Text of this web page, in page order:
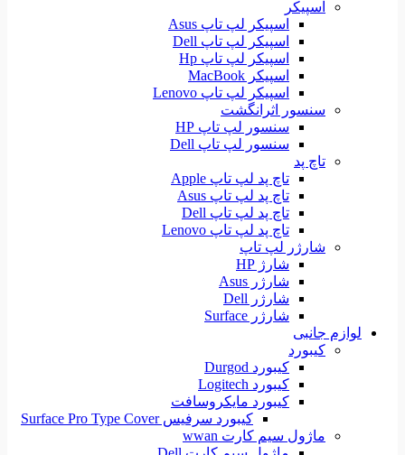
اسپیکر
اسپیکر لپ تاپ Asus
اسپیکر لپ تاپ Dell
اسپیکر لپ تاپ Hp
اسپیکر MacBook
اسپیکر لپ تاپ Lenovo
سنسور اثرانگشت
سنسور لپ تاپ HP
سنسور لپ تاپ Dell
تاچ پد
تاچ پد لپ تاپ Apple
تاچ پد لپ تاپ Asus
تاچ پد لپ تاپ Dell
تاچ پد لپ تاپ Lenovo
شارژر لپ تاپ
شارژ HP
شارژر Asus
شارژر Dell
شارژر Surface
لوازم جانبی
کیبورد
کیبورد Durgod
کیبورد Logitech
کیبورد مایکروسافت
کیبورد سرفیس Surface Pro Type Cover
ماژول سیم کارت wwan